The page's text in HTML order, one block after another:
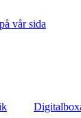
vår sida